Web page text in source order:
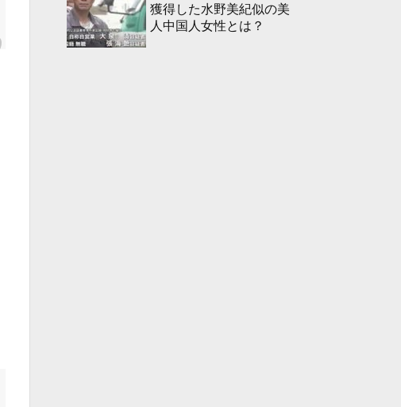
獲得した水野美紀似の美
人中国人女性とは？